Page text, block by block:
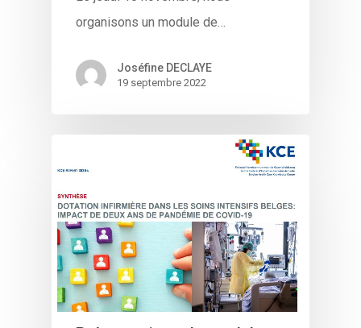
organisons un module de…
Joséfine DECLAYE
19 septembre 2022